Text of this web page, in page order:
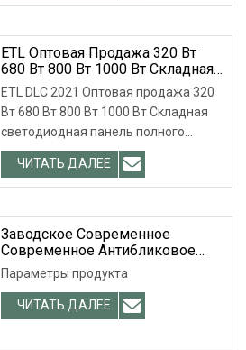
ETL Оптовая Продажа 320 Вт
680 Вт 800 Вт 1000 Вт Складная
Светодиодная Панель Полного
Спектра Для Выращивания
Растений Samsumg Lm301b 301h
Osram Red Для Выращивания
Растений В Теплицах В
Помещении
ETL DLC 2021 Оптовая продажа 320
Вт 680 Вт 800 Вт 1000 Вт Складная
светодиодная панель полного
спектра для выращивания р
ЧИТАТЬ ДАЛЕЕ
Заводское Современное
Современное Антибликовое
Масштабируемое Внутреннее
Освещение Регулируемый
Трековый Светильник CRI90 С
Регулируемой Яркостью
Параметры продукта
ЧИТАТЬ ДАЛЕЕ